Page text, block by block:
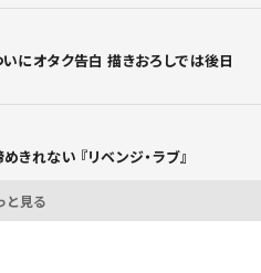
にオタク告白 描きおろしでは後日
れない 『リベンジ・ラブ』
と見る